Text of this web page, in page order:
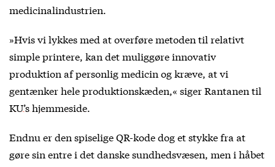
medicinalindustrien.
»Hvis vi lykkes med at overføre metoden til relativt
simple printere, kan det muliggøre innovativ
produktion af personlig medicin og kræve, at vi
gentænker hele produktionskæden,« siger Rantanen til
KU’s hjemmeside.
Endnu er den spiselige QR-kode dog et stykke fra at
gøre sin entre i det danske sundhedsvæsen, men i håbet